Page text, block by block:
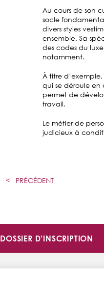
Au cours de son
socle
divers styles
ensemble. Sa
des codes du
notamment.
À titre d’exemple,
qui se déroule en
permet de
travail.
Le métier de
judicieux à
< PRÉCÉDENT
DOSSIER D'INSCRIPTION